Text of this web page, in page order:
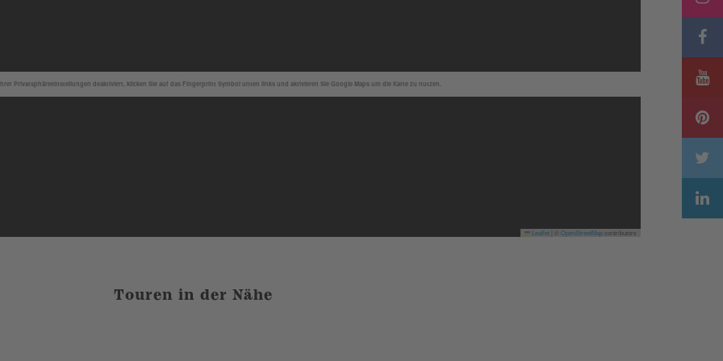
Privatsphäreeinstellungen deaktiviert, klicken Sie auf das Fingerprint Symbol unten links und aktivieren Sie Google Maps um die Karte zu nutzen.
Leaflet OpenStreetMapcontributors
Touren in der Nähe